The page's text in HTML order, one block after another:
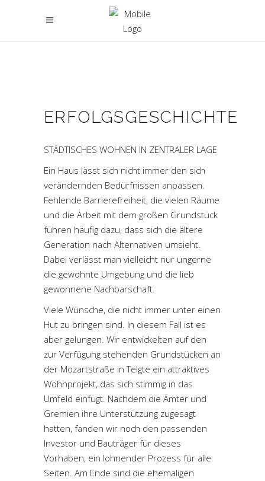
ERFOLGSGESCHICHTE
STÄDTISCHES WOHNEN IN ZENTRALER LAGE
Ein Haus lässt sich nicht immer den sich
verändernden Bedürfnissen anpassen.
Fehlende Barrierefreiheit, die vielen Räume
und die Arbeit mit dem großen Grundstück
führen häufig dazu, dass sich die ältere
Generation nach Alternativen umsieht.
Dabei verlässt man vielleicht nur ungerne
die gewohnte Umgebung und die lieb
gewonnene Nachbarschaft.
Viele Wünsche, die nicht immer unter einen
Hut zu bringen sind. In diesem Fall ist es
aber gelungen. Wir entwickelten auf den
zur Verfügung stehenden Grundstücken an
der Mozartstraße in Telgte ein attraktives
Wohnprojekt, das sich stimmig in das
Umfeld einfügt. Nachdem die Ämter und
Gremien ihre Unterstützung zugesagt
hatten, fanden wir noch den passenden
Investor und Bauträger für dieses
Vorhaben, ein lohnender Prozess für alle
Seiten. Am Ende sind die ehemaligen